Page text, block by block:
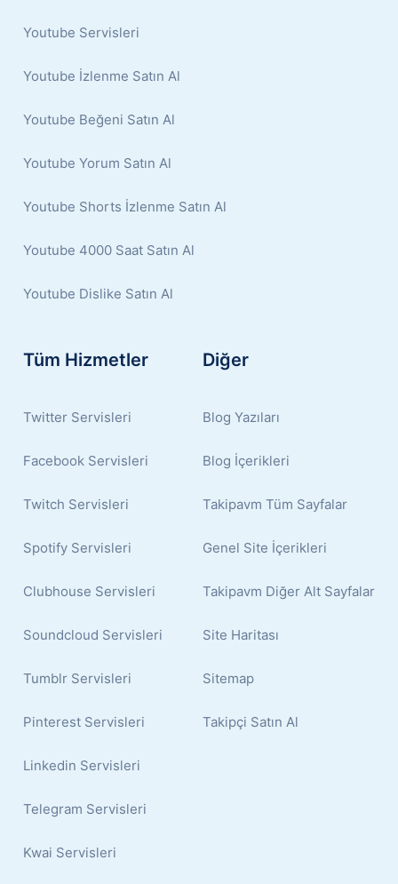
Youtube Servisleri
Youtube İzlenme Satın Al
Youtube Beğeni Satın Al
Youtube Yorum Satın Al
Youtube Shorts İzlenme Satın Al
Youtube 4000 Saat Satın Al
Youtube Dislike Satın Al
Tüm Hizmetler
Twitter Servisleri
Facebook Servisleri
Twitch Servisleri
Spotify Servisleri
Clubhouse Servisleri
Soundcloud Servisleri
Tumblr Servisleri
Pinterest Servisleri
Linkedin Servisleri
Telegram Servisleri
Kwai Servisleri
Diğer
Blog Yazıları
Blog İçerikleri
Takipavm Tüm Sayfalar
Genel Site İçerikleri
Takipavm Diğer Alt Sayfalar
Site Haritası
Sitemap
Takipçi Satın Al